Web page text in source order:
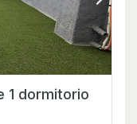
1 dormitorio